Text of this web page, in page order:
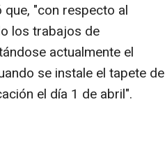
"con respecto al
los trabajos de
actualmente el
se instale el tapete de
el día 1 de abril".